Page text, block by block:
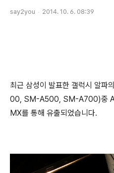
say2you 2014. 10. 6. 08:39
최근 삼성이 발표한 갤럭시 알
00, SM-A500, SM-A700)중
MX를 통해 유출되었습니다.